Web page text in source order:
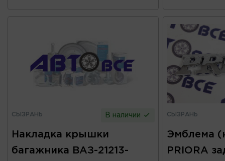
СЫЗРАНЬ В наличии
Накладка крышки
багажника ВАЗ-21213-
СЫЗРАНЬ
Эмблема
PRIORA